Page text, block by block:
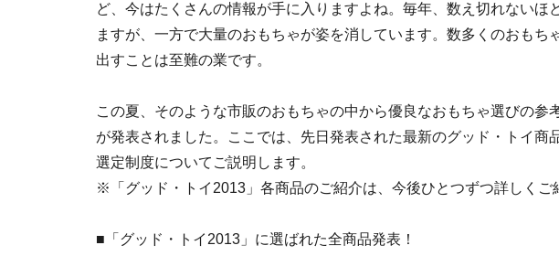
ど、今はたくさんの情報が手に入りますよね。毎年、数え切れないほ
ますが、一方で大量のおもちゃが姿を消しています。数多くのおもち
出すことは至難の業です。
この夏、そのような市販のおもちゃの中から優良なおもちゃ選びの参
が発表されました。ここでは、先日発表された最新のグッド・トイ商
選定制度についてご説明します。
※「グッド・トイ2013」各商品のご紹介は、今後ひとつずつ詳しくご
■「グッド・トイ2013」に選ばれた全商品発表！